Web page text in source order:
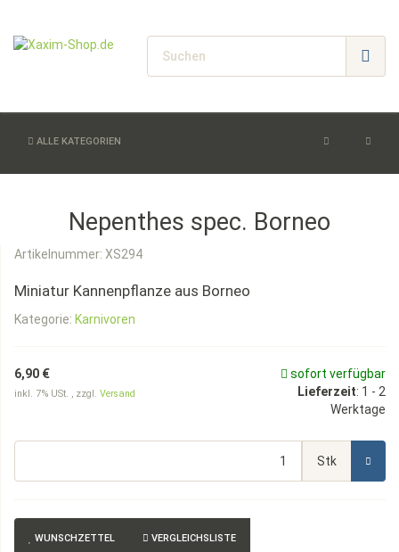
ALLE KATEGORIEN
Nepenthes spec. Borneo
Artikelnummer: XS294
Miniatur Kannenpflanze aus Borneo
Kategorie: Karnivoren
6,90 €
inkl. 7% USt. , zzgl. Versand
sofort verfügbar
Lieferzeit: 1 - 2
Werktage
Stk
WUNSCHZETTEL VERGLEICHSLISTE